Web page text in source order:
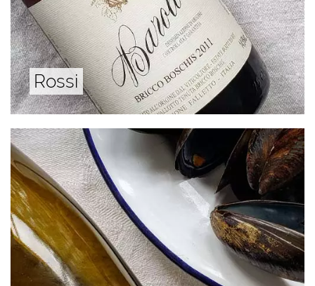
Rossi